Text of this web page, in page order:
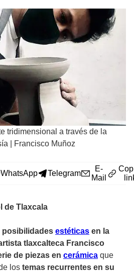
tridimensional a través de la
| Francisco Muñoz
WhatsApp Telegram
E-
Mail
de Tlaxcala
posibilidades estéticas en la
tlaxcalteca Francisco
de piezas en cerámica que
los temas recurrentes en su